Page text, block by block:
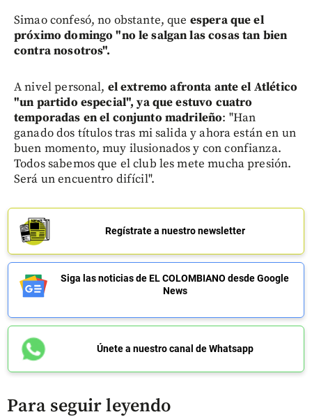
Simao confesó, no obstante, que espera que el
próximo domingo "no le salgan las cosas tan bien
contra nosotros".
A nivel personal, el extremo afronta ante el Atlético
"un partido especial", ya que estuvo cuatro
temporadas en el conjunto madrileño: "Han
ganado dos títulos tras mi salida y ahora están en un
buen momento, muy ilusionados y con confianza.
Todos sabemos que el club les mete mucha presión.
Será un encuentro difícil".
Regístrate a nuestro newsletter
Siga las noticias de EL COLOMBIANO desde Google
News
Únete a nuestro canal de Whatsapp
Para seguir leyendo